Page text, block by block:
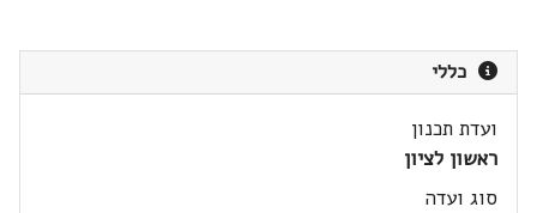
כללי
ועדת תכנון
ראשון לציון
סוג ועדה